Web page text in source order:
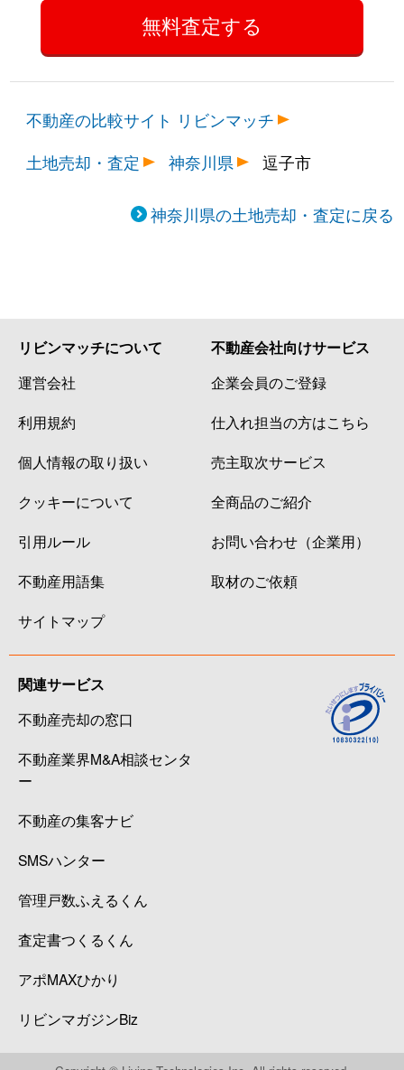
不動産の比較サイト リビンマッチ
土地売却・査定
神奈川県 逗子市
神奈川県の土地売却・査定に戻る
リビンマッチについて
運営会社
利用規約
個人情報の取り扱い
クッキーについて
引用ルール
不動産用語集
サイトマップ
不動産会社向けサービス
企業会員のご登録
仕入れ担当の方はこちら
売主取次サービス
全商品のご紹介
お問い合わせ（企業用）
取材のご依頼
関連サービス
不動産売却の窓口
不動産業界M&A相談センタ
ー
不動産の集客ナビ
SMSハンター
管理戸数ふえるくん
査定書つくるくん
アポMAXひかり
リビンマガジンBiz